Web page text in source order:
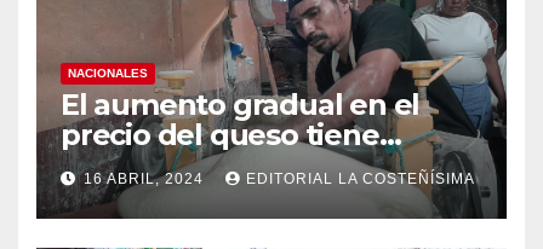
NACIONALES
El aumento gradual en el
precio del queso tiene
efectos a las Panaderias
16 ABRIL, 2024 EDITORIAL LA COSTEÑÍSIMA